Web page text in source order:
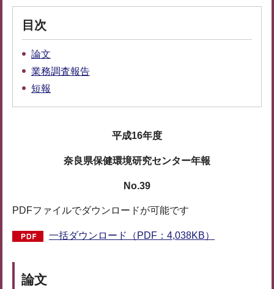
目次
論文
業務調査報告
短報
平成16年度
奈良県保健環境研究センター年報
No.39
PDFファイルでダウンロードが可能です
一括ダウンロード（PDF：4,038KB）
論文